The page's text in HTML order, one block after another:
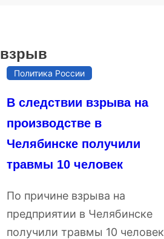
взрыв
Политика России
В следствии взрыва на
производстве в
Челябинске получили
травмы 10 человек
По причине взрыва на
предприятии в Челябинске
получили травмы 10 человек